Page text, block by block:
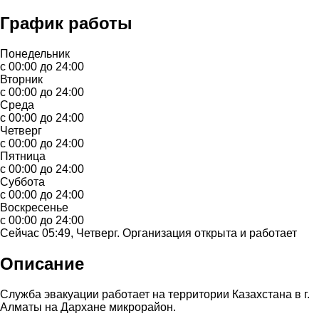
График работы
Понедельник
с 00:00 до 24:00
Вторник
с 00:00 до 24:00
Среда
с 00:00 до 24:00
Четверг
с 00:00 до 24:00
Пятница
с 00:00 до 24:00
Суббота
с 00:00 до 24:00
Воскресенье
с 00:00 до 24:00
Сейчас 05:49, Четверг. Организация открыта и работает
Описание
Служба эвакуации работает на территории Казахстана в г.
Алматы на Дархане микрорайон.